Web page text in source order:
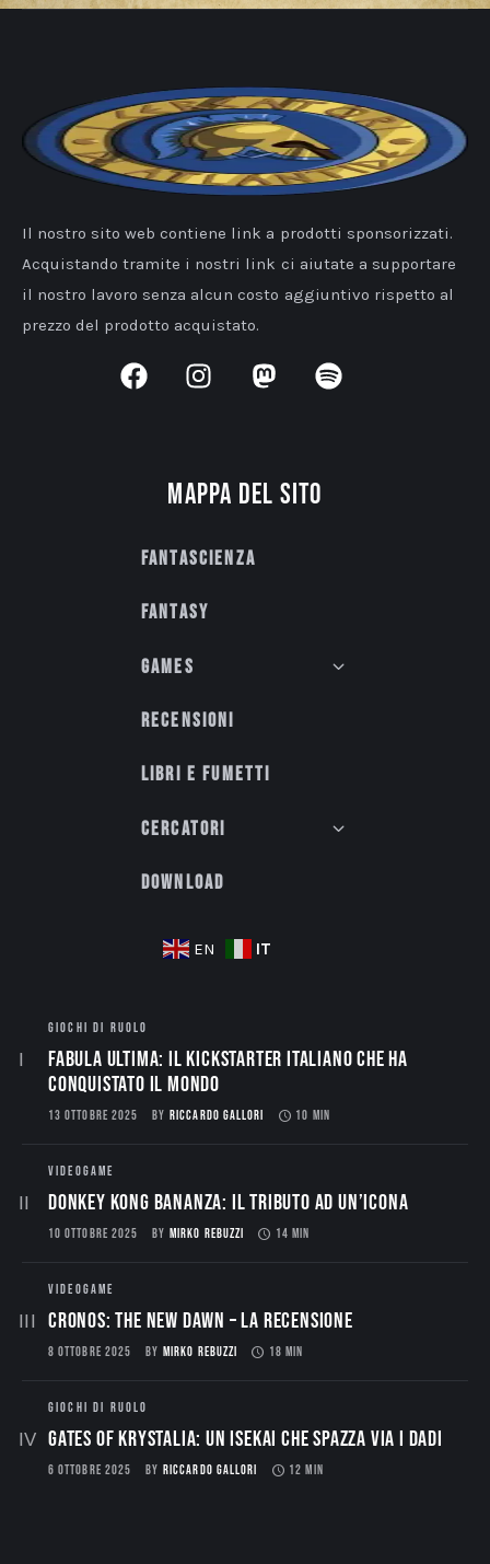
Il nostro sito web contiene link a prodotti sponsorizzati.
Acquistando tramite i nostri link ci aiutate a supportare
il nostro lavoro senza alcun costo aggiuntivo rispetto al
prezzo del prodotto acquistato.
Mappa del sito
Fantascienza
Fantasy
Games
Recensioni
Libri e fumetti
Cercatori
Download
EN IT
GIOCHI DI RUOLO
Fabula Ultima: il Kickstarter italiano che ha
conquistato il mondo
13 OTTOBRE 2025 BY RICCARDO GALLORI 10 MIN
VIDEOGAME
Donkey Kong Bananza: Il Tributo ad un’Icona
10 OTTOBRE 2025 BY MIRKO REBUZZI 14 MIN
VIDEOGAME
CRONOS: THE NEW DAWN – La Recensione
8 OTTOBRE 2025 BY MIRKO REBUZZI 18 MIN
GIOCHI DI RUOLO
Gates of Krystalia: Un Isekai che spazza via i dadi
6 OTTOBRE 2025 BY RICCARDO GALLORI 12 MIN